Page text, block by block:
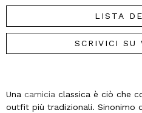
LISTA
SCRIVICI SU
Una camicia classica è ciò che
outfit più tradizionali. Sinonimo